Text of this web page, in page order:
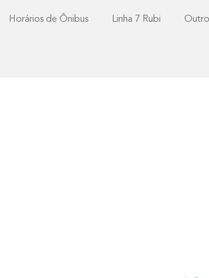
Horários de Ônibus Linha 7 Rubi